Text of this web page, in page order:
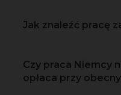
Jak znaleźć pracę
Czy praca Niemcy
opłaca przy